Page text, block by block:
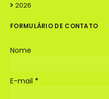
2026
FORMULÁRIO DE CONTATO
Nome
E-mail *